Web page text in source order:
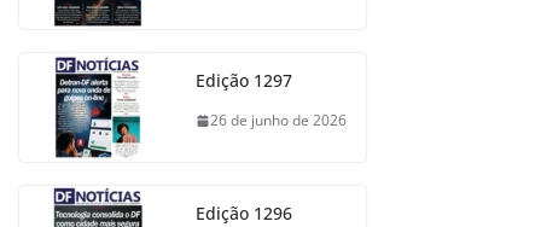
Edição 1297
26 de junho de 2026
Edição 1296